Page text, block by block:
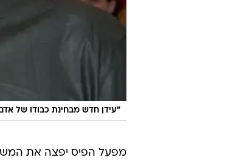
"עידן חדש מבחינת כבודו של אדם